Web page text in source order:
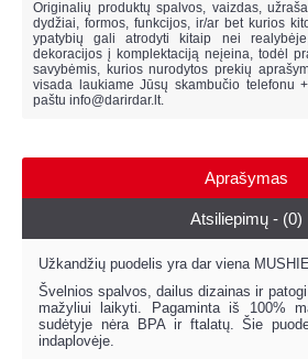
Originalių produktų spalvos, vaizdas,
dydžiai, formos, funkcijos, ir/ar bet kurios
ypatybių gali atrodyti kitaip nei
dekoracijos į komplektaciją neįeina, todėl
savybėmis, kurios nurodytos prekių
visada laukiame Jūsų skambučio telefonu
paštu info@darirdar.lt.
Aprašymas
Atsiliepimų - (0)
Užkandžių puodelis yra dar viena
Švelnios spalvos, dailus dizainas ir
mažyliui laikyti. Pagaminta iš 100%
sudėtyje nėra BPA ir ftalatų. Šie
indaplovėje.